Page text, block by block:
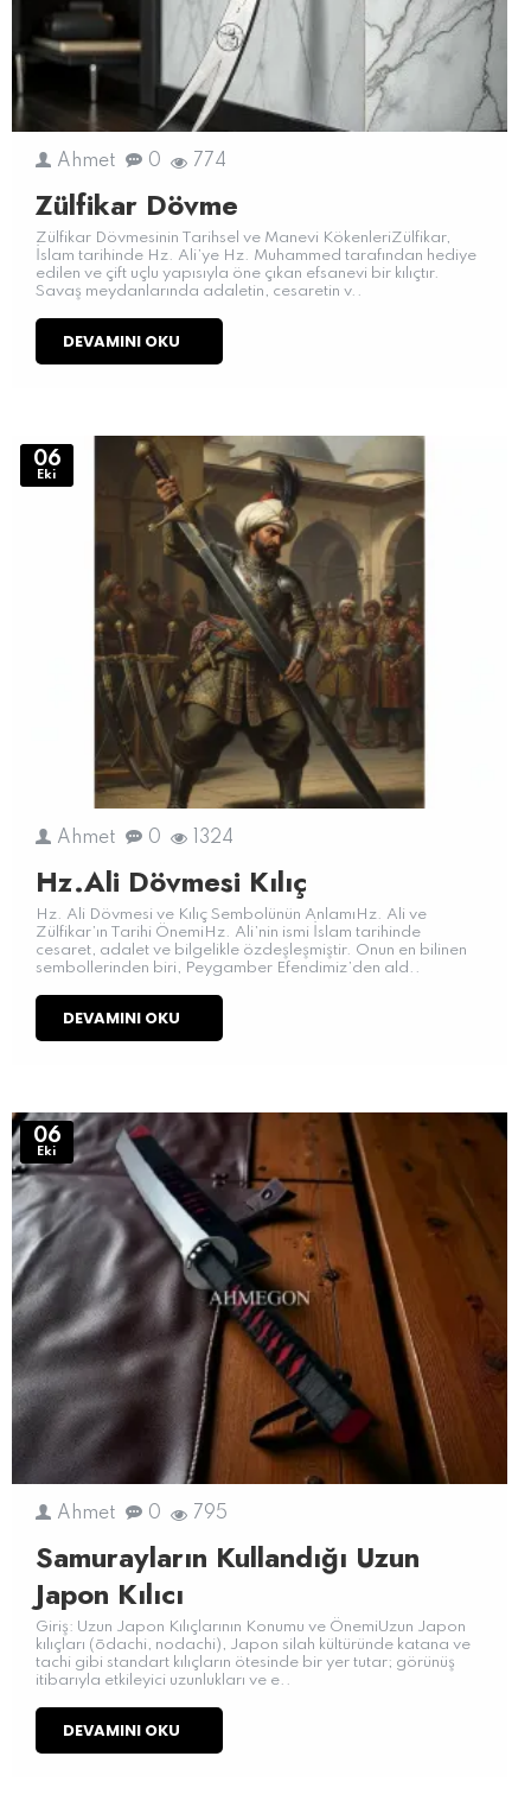
Ahmet 0 774
Zülfikar Dövme
Zülfikar Dövmesinin Tarihsel ve Manevi KökenleriZülfikar,
İslam tarihinde Hz. Ali’ye Hz. Muhammed tarafından hediye
edilen ve çift uçlu yapısıyla öne çıkan efsanevi bir kılıçtır.
Savaş meydanlarında adaletin, cesaretin v..
DEVAMINI OKU
06
Eki
Ahmet 0 1324
Hz.Ali Dövmesi Kılıç
Hz. Ali Dövmesi ve Kılıç Sembolünün AnlamıHz. Ali ve
Zülfikar’ın Tarihi ÖnemiHz. Ali’nin ismi İslam tarihinde
cesaret, adalet ve bilgelikle özdeşleşmiştir. Onun en bilinen
sembollerinden biri, Peygamber Efendimiz’den ald..
DEVAMINI OKU
06
Eki
Ahmet 0 795
Samurayların Kullandığı Uzun
Japon Kılıcı
Giriş: Uzun Japon Kılıçlarının Konumu ve ÖnemiUzun Japon
kılıçları (ōdachi, nodachi), Japon silah kültüründe katana ve
tachi gibi standart kılıçların ötesinde bir yer tutar; görünüş
itibarıyla etkileyici uzunlukları ve e..
DEVAMINI OKU